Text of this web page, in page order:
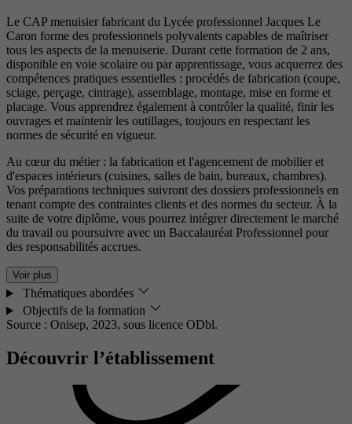
Le CAP menuisier fabricant du Lycée professionnel Jacques Le
Caron forme des professionnels polyvalents capables de maîtriser
tous les aspects de la menuiserie. Durant cette formation de 2 ans,
disponible en voie scolaire ou par apprentissage, vous acquerrez des
compétences pratiques essentielles : procédés de fabrication (coupe,
sciage, perçage, cintrage), assemblage, montage, mise en forme et
placage. Vous apprendrez également à contrôler la qualité, finir les
ouvrages et maintenir les outillages, toujours en respectant les
normes de sécurité en vigueur.
Au cœur du métier : la fabrication et l'agencement de mobilier et
d'espaces intérieurs (cuisines, salles de bain, bureaux, chambres).
Vos préparations techniques suivront des dossiers professionnels en
tenant compte des contraintes clients et des normes du secteur. À la
suite de votre diplôme, vous pourrez intégrer directement le marché
du travail ou poursuivre avec un Baccalauréat Professionnel pour
des responsabilités accrues.
Voir plus
Thématiques abordées
Objectifs de la formation
Source : Onisep, 2023, sous licence ODbl.
Découvrir l’établissement